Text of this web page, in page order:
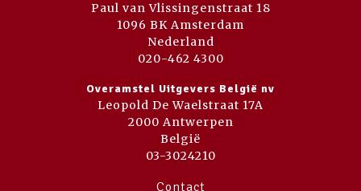
Paul van Vlissingenstraat 18
1096 BK Amsterdam
Nederland
020-462 4300
Overamstel Uitgevers België nv
Leopold De Waelstraat 17A
2000 Antwerpen
België
03-3024210
Contact